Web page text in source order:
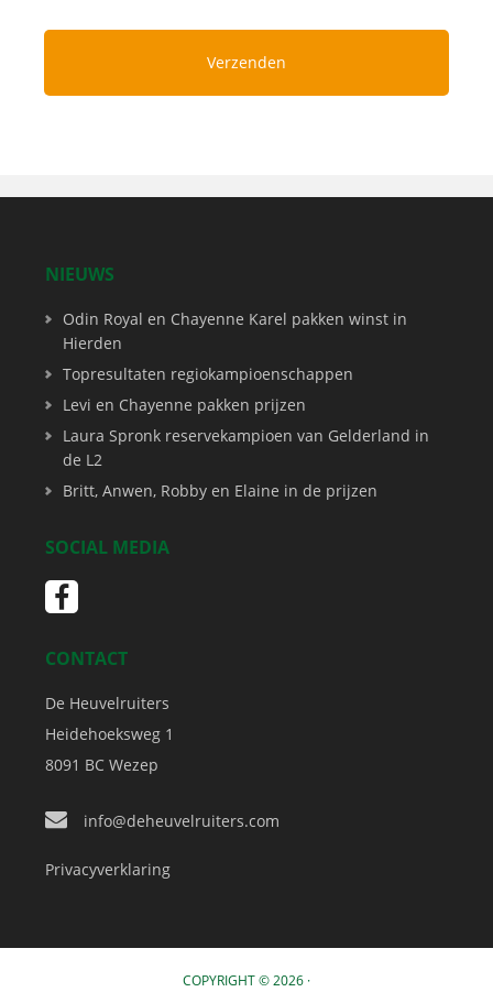
NIEUWS
Odin Royal en Chayenne Karel pakken winst in
Hierden
Topresultaten regiokampioenschappen
Levi en Chayenne pakken prijzen
Laura Spronk reservekampioen van Gelderland in
de L2
Britt, Anwen, Robby en Elaine in de prijzen
SOCIAL MEDIA
CONTACT
De Heuvelruiters
Heidehoeksweg 1
8091 BC Wezep
info@deheuvelruiters.com
Privacyverklaring
COPYRIGHT © 2026 ·